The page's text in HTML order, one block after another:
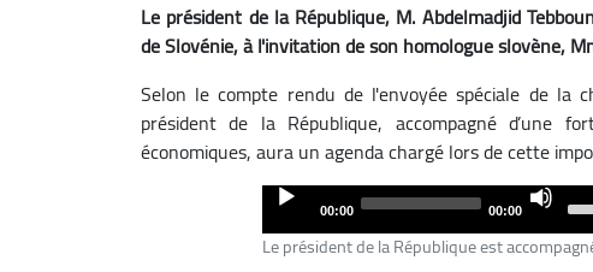
Le président de la République, M. Abdelmadjid
de Slovénie, à l'invitation de son homologue slovène,
Selon le compte rendu de l'envoyée spéciale de la
président de la République, accompagné d’une
économiques, aura un agenda chargé lors de cette
Audio
Player 00:00 00:00
Le président de la République est